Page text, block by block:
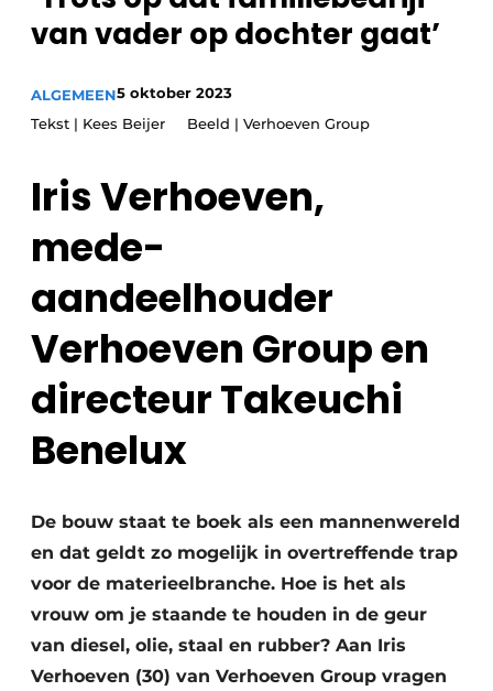
Privacy / Cookie statement
Vacature aanmelden
Vacatures
Video’s
van vader op dochter gaat’
ALGEMEEN5 oktober 2023
Tekst | Kees Beijer Beeld | Verhoeven Group
Iris Verhoeven,
mede-
aandeelhouder
Verhoeven Group en
directeur Takeuchi
Benelux
De bouw staat te boek als een mannenwereld
en dat geldt zo mogelijk in overtreffende trap
voor de materieelbranche. Hoe is het als
vrouw om je staande te houden in de geur
van diesel, olie, staal en rubber? Aan Iris
Verhoeven (30) van Verhoeven Group vragen